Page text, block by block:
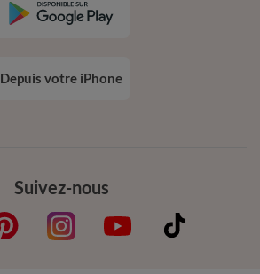
Suivez-nous
Depuis votre iPhone